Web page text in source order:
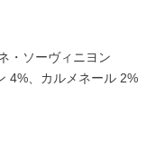
・ソーヴィニヨン
4%、カルメネール 2%